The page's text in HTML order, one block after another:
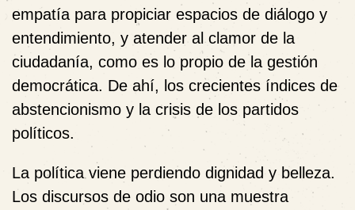
empatía para propiciar espacios de diálogo y
entendimiento, y atender al clamor de la
ciudadanía, como es lo propio de la gestión
democrática. De ahí, los crecientes índices de
abstencionismo y la crisis de los partidos
políticos.
La política viene perdiendo dignidad y belleza.
Los discursos de odio son una muestra